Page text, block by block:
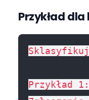
Przykład
Sklasyfikuj
Przykład 1: